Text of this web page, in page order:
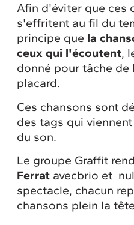
Afin d'éviter que ces
s'effritent au fil du
principe que la
ceux qui l'écoutent,
donné pour tâche
placard.
Ces chansons sont
des tags qui
du son.
Le groupe Graffit
Ferrat avecbrio et
spectacle, chacun
chansons plein la